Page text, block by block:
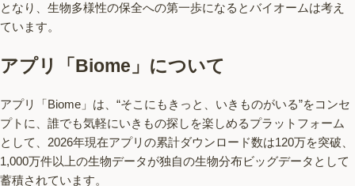
となり、生物多様性の保全への第一歩になるとバイオームは考え
ています。
アプリ「Biome」について
アプリ「Biome」は、“そこにもきっと、いきものがいる”をコンセ
プトに、誰でも気軽にいきもの探しを楽しめるプラットフォーム
として、2026年現在アプリの累計ダウンロード数は120万を突破、
1,000万件以上の生物データが独自の生物分布ビッグデータとして
蓄積されています。